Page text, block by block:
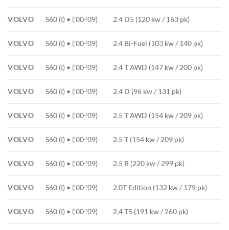
VOLVO S60 (I) • ('00-'09) 2.4 D5 (120 kw / 163 pk)
VOLVO S60 (I) • ('00-'09) 2.4 Bi-Fuel (103 kw / 140 pk)
VOLVO S60 (I) • ('00-'09) 2.4 T AWD (147 kw / 200 pk)
VOLVO S60 (I) • ('00-'09) 2.4 D (96 kw / 131 pk)
VOLVO S60 (I) • ('00-'09) 2.5 T AWD (154 kw / 209 pk)
VOLVO S60 (I) • ('00-'09) 2.5 T (154 kw / 209 pk)
VOLVO S60 (I) • ('00-'09) 2.5 R (220 kw / 299 pk)
VOLVO S60 (I) • ('00-'09) 2.0T Edition (132 kw / 179 pk)
VOLVO S60 (I) • ('00-'09) 2.4 T5 (191 kw / 260 pk)